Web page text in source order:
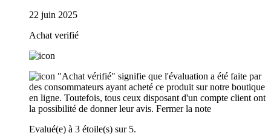
22 juin 2025
Achat verifié
"Achat vérifié" signifie que l'évaluation a été faite par
des consommateurs ayant acheté ce produit sur notre boutique
en ligne. Toutefois, tous ceux disposant d'un compte client ont
la possibilité de donner leur avis. Fermer la note
Evalué(e) à 3 étoile(s) sur 5.